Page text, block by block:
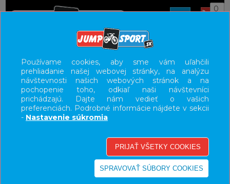
0
DOWNHILL/FREERIDE
UŽÍVATEĽSKÝ PANEL
KATEGÓRIE
elektrobicykle
cestné bicykle
Používame cookies, aby sme vám uľahčili
prehliadanie našej webovej stránky, na analýzu
návštevnosti našich webových stránok a na
pochopenie toho, odkiaľ naši návštevníci
prichádzajú. Dajte nám vedieť o vašich
preferenciách. Podrobné informácie nájdete v sekcii
- Nastavenie súkromia